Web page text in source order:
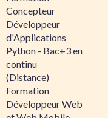
Concepteur
Développeur
d'Applications
Python - Bac+3 en
continu
(Distance)
Formation
Développeur Web